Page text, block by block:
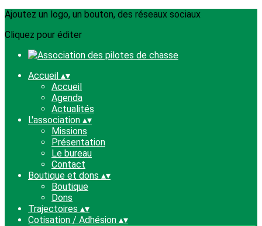
Ajoutez un logo, un bouton, des réseaux sociaux
Cliquez pour éditer
Accueil ▴▾
Accueil
Agenda
Actualités
L'association ▴▾
Missions
Présentation
Le bureau
Contact
Boutique et dons ▴▾
Boutique
Dons
Trajectoires ▴▾
Cotisation / Adhésion ▴▾